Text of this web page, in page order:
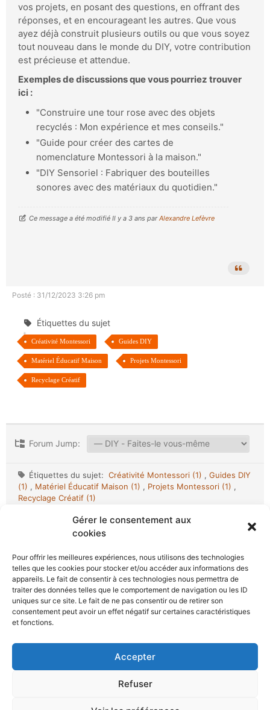
Gérer le consentement aux
cookies
Pour offrir les meilleures expériences, nous utilisons des technologies
telles que les cookies pour stocker et/ou accéder aux informations des
appareils. Le fait de consentir à ces technologies nous permettra de
traiter des données telles que le comportement de navigation ou les ID
uniques sur ce site. Le fait de ne pas consentir ou de retirer son
consentement peut avoir un effet négatif sur certaines caractéristiques
et fonctions.
Accepter
Refuser
vos projets, en posant des questions, en offrant des
réponses, et en encourageant les autres. Que vous
ayez déjà construit plusieurs outils ou que vous soyez
tout nouveau dans le monde du DIY, votre contribution
est précieuse et attendue.
Exemples de discussions que vous pourriez trouver
ici :
"Construire une tour rose avec des objets
recyclés : Mon expérience et mes conseils."
"Guide pour créer des cartes de
nomenclature Montessori à la maison."
"DIY Sensoriel : Fabriquer des bouteilles
sonores avec des matériaux du quotidien."
Ce message a été modifié Il y a 3 ans parAlexandre Lefèvre
Posté : 31/12/2023 3:26 pm
Étiquettes du sujet
Créativité Montessori Guides DIY
Matériel Éducatif Maison Projets Montessori
Recyclage Créatif
Forum Jump:
Étiquettes du sujet: Créativité Montessori (1) , Guides DIY
(1) , Matériel Éducatif Maison (1) , Projets Montessori (1) ,
Recyclage Créatif (1)
Plongez dans l’univers Montessori avec notre blog, guide
essentiel pour parents et éducateurs. Découvrez comment
mettre en œuvre cette approche pédagogique à travers des
bibliothèque et le lit Montessori, ainsi qu’une sélection de
jeux pour stimuler l’autonomie et la curiosité des enfants.
Avec Apprentissage Montessori, accompagnez le
développement harmonieux de votre enfant.